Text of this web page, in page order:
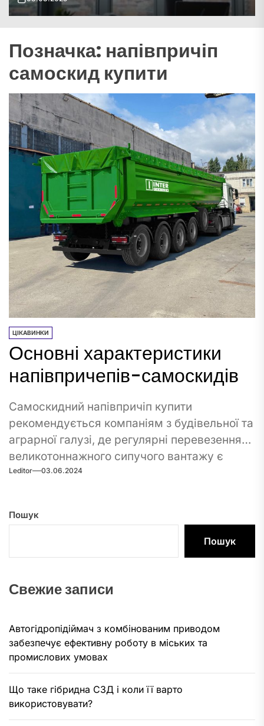
Позначка: напівпричіп
самоскид купити
ЦІКАВИНКИ
Основні характеристики
напівпричепів-самоскидів
Самоскидний напівпричіп купити
рекомендується компаніям з будівельної та
аграрної галузі, де регулярні перевезення
великотоннажного сипучого вантажу є
звичайною нормою. Завдяки...
Leditor 03.06.2024
Пошук
Пошук
Свежие записи
Автогідропідіймач з комбінованим приводом
забезпечує ефективну роботу в міських та
промислових умовах
Що таке гібридна СЗД і коли її варто
використовувати?